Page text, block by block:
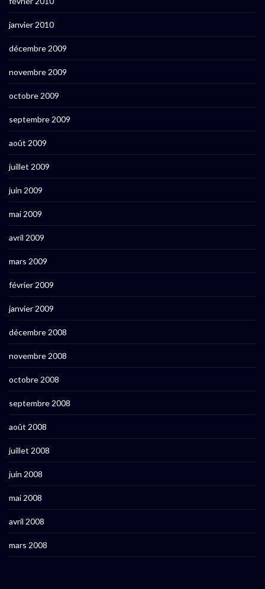
janvier 2010
décembre 2009
novembre 2009
octobre 2009
septembre 2009
août 2009
juillet 2009
juin 2009
mai 2009
avril 2009
mars 2009
février 2009
janvier 2009
décembre 2008
novembre 2008
octobre 2008
septembre 2008
août 2008
juillet 2008
juin 2008
mai 2008
avril 2008
mars 2008